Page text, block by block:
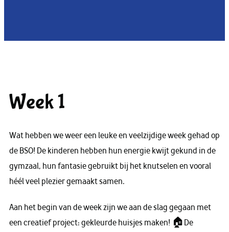
Week 1
Wat hebben we weer een leuke en veelzijdige week gehad op
de BSO! De kinderen hebben hun energie kwijt gekund in de
gymzaal, hun fantasie gebruikt bij het knutselen en vooral
héél veel plezier gemaakt samen.
Aan het begin van de week zijn we aan de slag gegaan met
een creatief project: gekleurde huisjes maken! 🏠De